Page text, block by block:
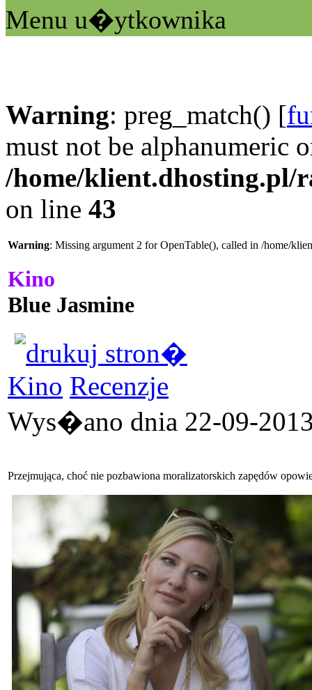
Menu u�ytkownika
Warning: preg_match() [
must not be alphanumeric
/home/klient.dhosting.pl/
on line 43
Warning: Missing argument 2 for OpenTable(), called in /home/
Kino
Blue Jasmine
Kino Recenzje
Wys�ano dnia 22-09-
Przejmująca, choć nie pozbawiona moralizatorskich zapędów